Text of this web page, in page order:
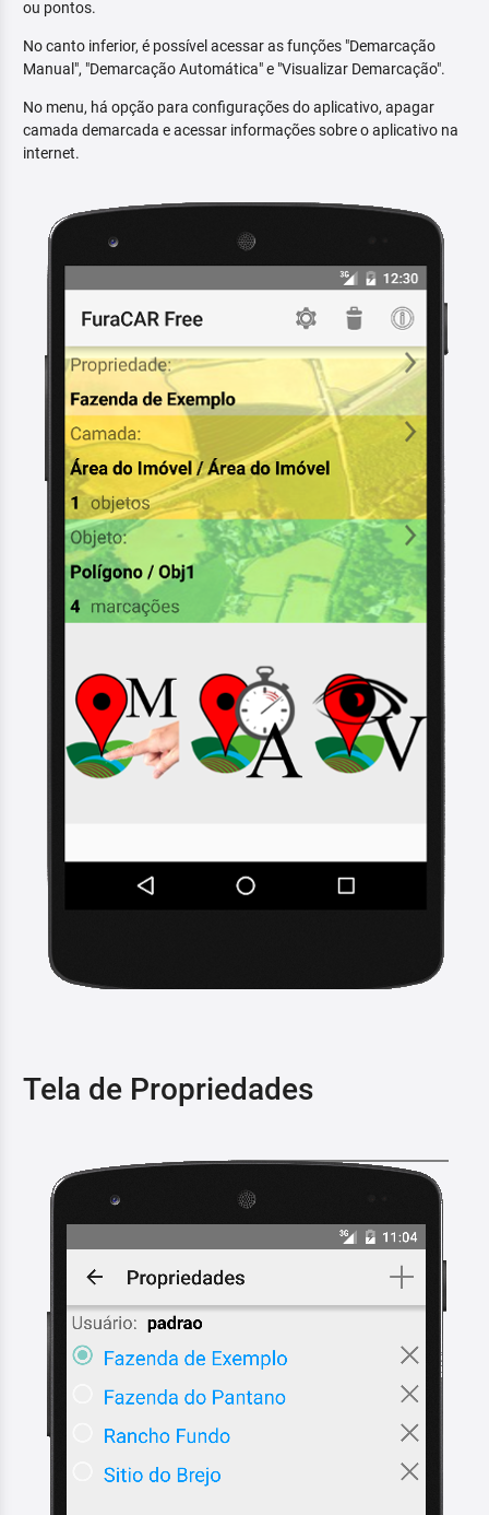
ou pontos.
No canto inferior, é possível acessar as funções "Demarcação
Manual", "Demarcação Automática" e "Visualizar Demarcação".
No menu, há opção para configurações do aplicativo, apagar
camada demarcada e acessar informações sobre o aplicativo na
internet.
Tela de Propriedades